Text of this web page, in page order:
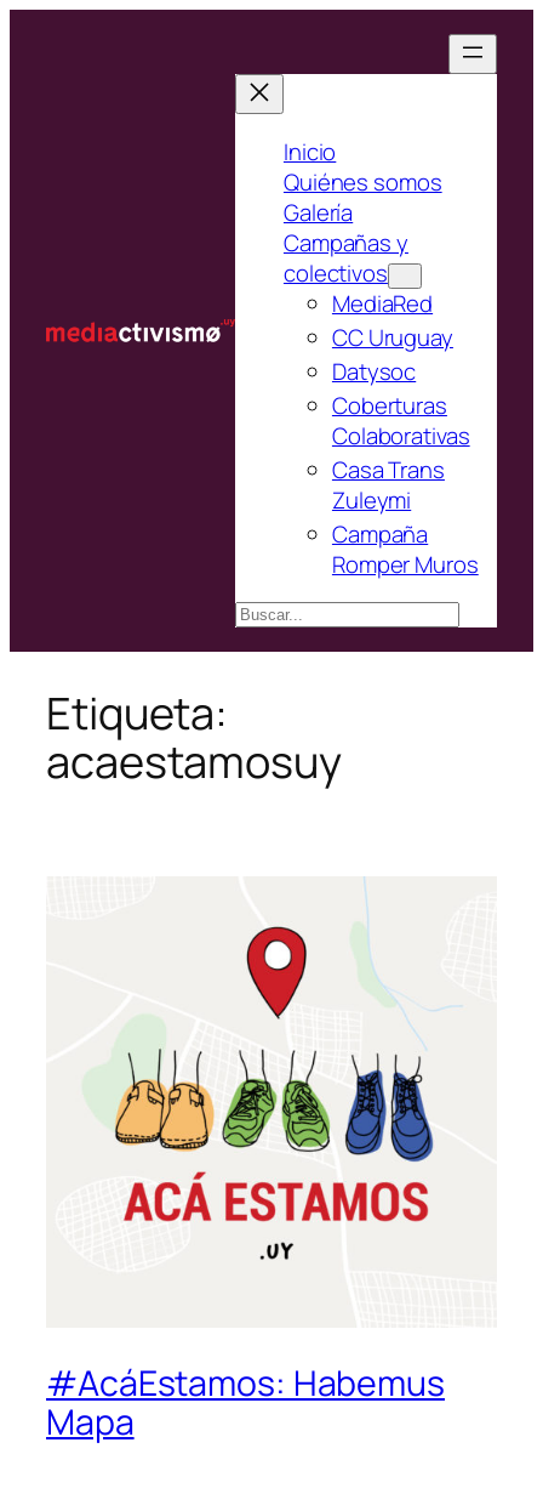
Inicio
Quiénes somos
Galería
Campañas y
colectivos
MediaRed
CC Uruguay
Datysoc
Coberturas
Colaborativas
Casa Trans
Zuleymi
Campaña
Romper Muros
Buscar
Etiqueta:
acaestamosuy
#AcáEstamos: Habemus
Mapa